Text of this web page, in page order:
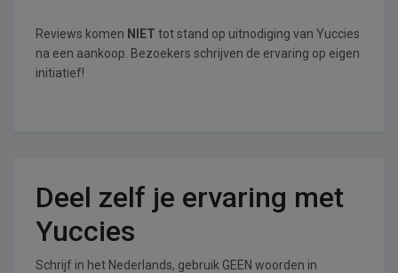
Reviews komen NIET tot stand op uitnodiging van Yuccies
na een aankoop. Bezoekers schrijven de ervaring op eigen
initiatief!
Deel zelf je ervaring met
Yuccies
Schrijf in het Nederlands, gebruik GEEN woorden in